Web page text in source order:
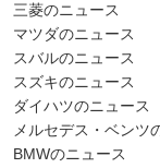
三菱のニュース
マツダのニュース
スバルのニュース
スズキのニュース
ダイハツのニュース
メルセデス・ベンツ
BMWのニュース